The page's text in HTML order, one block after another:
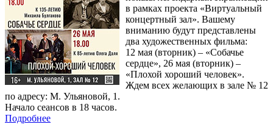
в рамках проекта «Виртуальный
концертный зал». Вашему
вниманию будут представлены
два художественных фильма:
12 мая (вторник) – «Собачье
сердце», 26 мая (вторник) –
«Плохой хороший человек».
Ждем всех желающих в зале № 12
по адресу: М. Ульяновой, 1.
Начало сеансов в 18 часов.
Подробнее